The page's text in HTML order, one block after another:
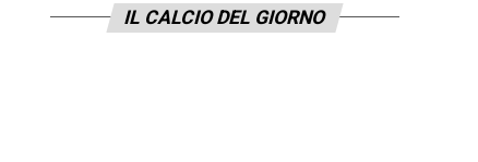
IL CALCIO DEL GIORNO